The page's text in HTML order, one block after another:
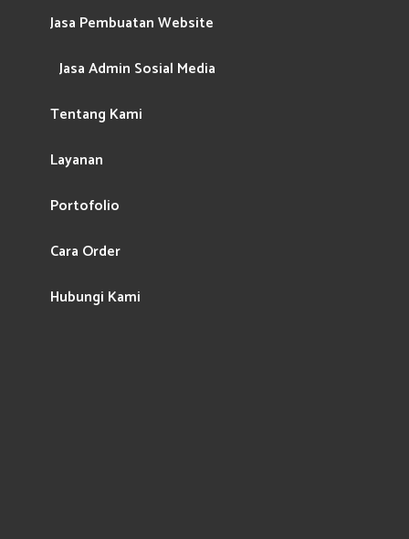
Jasa Pembuatan Website
Jasa Admin Sosial Media
Tentang Kami
Layanan
Portofolio
Cara Order
Hubungi Kami